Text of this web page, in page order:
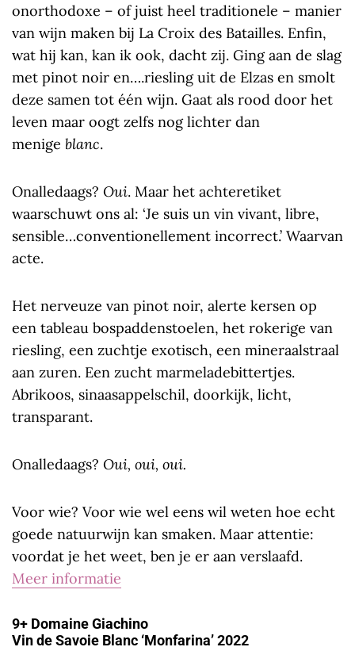
onorthodoxe – of juist heel traditionele – manier
van wijn maken bij La Croix des Batailles. Enfin,
wat hij kan, kan ik ook, dacht zij. Ging aan de slag
met pinot noir en….riesling uit de Elzas en smolt
deze samen tot één wijn. Gaat als rood door het
leven maar oogt zelfs nog lichter dan
menige blanc.
Onalledaags? Oui. Maar het achteretiket
waarschuwt ons al: ‘Je suis un vin vivant, libre,
sensible…conventionellement incorrect.’ Waarvan
acte.
Het nerveuze van pinot noir, alerte kersen op
een tableau bospaddenstoelen, het rokerige van
riesling, een zuchtje exotisch, een mineraalstraal
aan zuren. Een zucht marmeladebittertjes.
Abrikoos, sinaasappelschil, doorkijk, licht,
transparant.
Onalledaags? Oui, oui, oui.
Voor wie? Voor wie wel eens wil weten hoe echt
goede natuurwijn kan smaken. Maar attentie:
voordat je het weet, ben je er aan verslaafd.
Meer informatie
9+ Domaine Giachino
Vin de Savoie Blanc ‘Monfarina’ 2022